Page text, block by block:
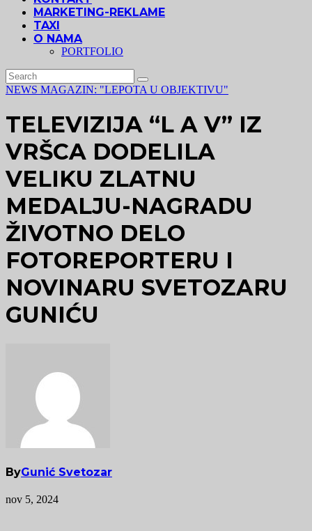
MARKETING-REKLAME
TAXI
O NAMA
PORTFOLIO
NEWS MAGAZIN: "LEPOTA U OBJEKTIVU"
TELEVIZIJA “L A V” IZ
VRŠCA DODELILA
VELIKU ZLATNU
MEDALJU-NAGRADU
ŽIVOTNO DELO
FOTOREPORTERU I
NOVINARU SVETOZARU
GUNIĆU
ByGunić Svetozar
nov 5, 2024